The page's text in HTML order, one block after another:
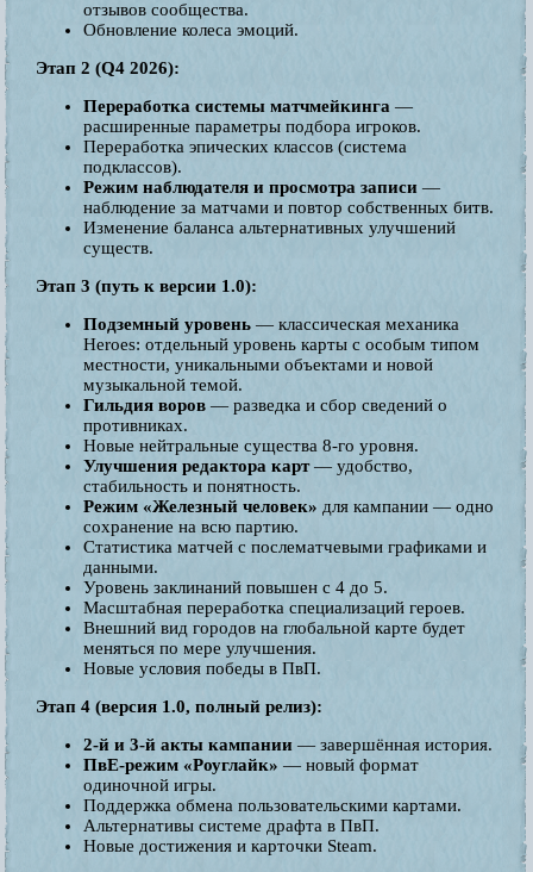
отзывов сообщества.
Обновление колеса эмоций.
Этап 2 (Q4 2026):
Переработка системы матчмейкинга —
расширенные параметры подбора игроков.
Переработка эпических классов (система
подклассов).
Режим наблюдателя и просмотра записи —
наблюдение за матчами и повтор собственных битв.
Изменение баланса альтернативных улучшений
существ.
Этап 3 (путь к версии 1.0):
Подземный уровень — классическая механика
Heroes: отдельный уровень карты с особым типом
местности, уникальными объектами и новой
музыкальной темой.
Гильдия воров — разведка и сбор сведений о
противниках.
Новые нейтральные существа 8-го уровня.
Улучшения редактора карт— удобство,
стабильность и понятность.
Режим «Железный человек» для кампании — одно
сохранение на всю партию.
Статистика матчей с послематчевыми графиками и
данными.
Уровень заклинаний повышен с 4 до 5.
Масштабная переработка специализаций героев.
Внешний вид городов на глобальной карте будет
меняться по мере улучшения.
Новые условия победы в ПвП.
Этап 4 (версия 1.0, полный релиз):
2-й и 3-й акты кампании — завершённая история.
ПвЕ-режим «Роуглайк» — новый формат
одиночной игры.
Поддержка обмена пользовательскими картами.
Альтернативы системе драфта в ПвП.
Новые достижения и карточки Steam.